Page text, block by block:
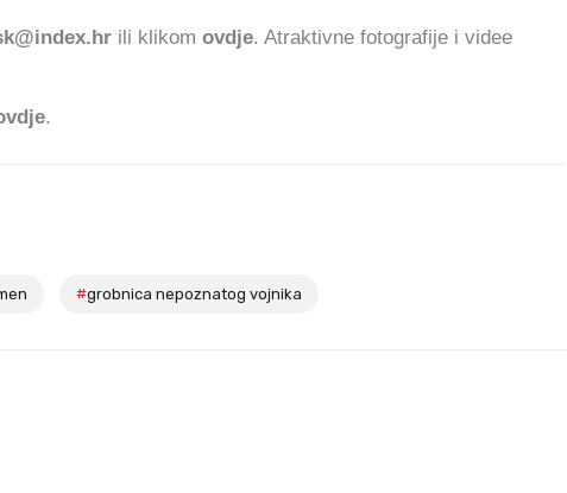
ili klikom ovdje. Atraktivne fotografije i videe
.
#grobnica nepoznatog vojnika